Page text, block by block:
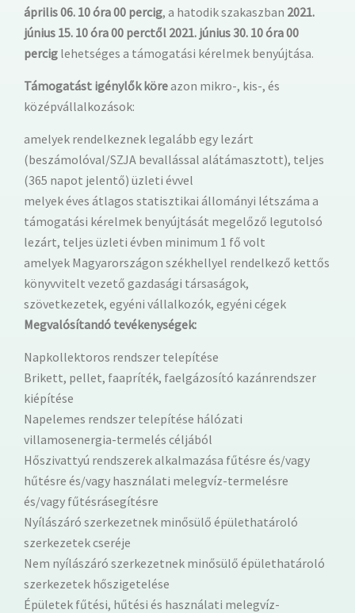
április 06. 10 óra 00 percig, a hatodik szakaszban 2021.
június 15. 10 óra 00 perctől 2021. június 30. 10 óra 00
percig lehetséges a támogatási kérelmek benyújtása.
Támogatást igénylők köreazon mikro-, kis-, és
középvállalkozások:
amelyek rendelkeznek legalább egy lezárt
(beszámolóval/SZJA bevallással alátámasztott), teljes
(365 napot jelentő) üzleti évvel
melyek éves átlagos statisztikai állományi létszáma a
támogatási kérelmek benyújtását megelőző legutolsó
lezárt, teljes üzleti évben minimum 1 fő volt
amelyek Magyarországon székhellyel rendelkező kettős
könyvvitelt vezető gazdasági társaságok,
szövetkezetek, egyéni vállalkozók, egyéni cégek
Megvalósítandó tevékenységek:
Napkollektoros rendszer telepítése
Brikett, pellet, faapríték, faelgázosító kazánrendszer
kiépítése
Napelemes rendszer telepítése hálózati
villamosenergia-termelés céljából
Hőszivattyú rendszerek alkalmazása fűtésre és/vagy
hűtésre és/vagy használati melegvíz-termelésre
és/vagy fűtésrásegítésre
Nyílászáró szerkezetnek minősülő épülethatároló
szerkezetek cseréje
Nem nyílászáró szerkezetnek minősülő épülethatároló
szerkezetek hőszigetelése
Épületek fűtési, hűtési és használati melegvíz-